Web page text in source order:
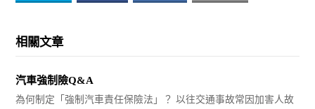
相關文章
汽車強制險Q&A
為何制定「強制汽車責任保險法」？ 以往交通事故常因加害人故